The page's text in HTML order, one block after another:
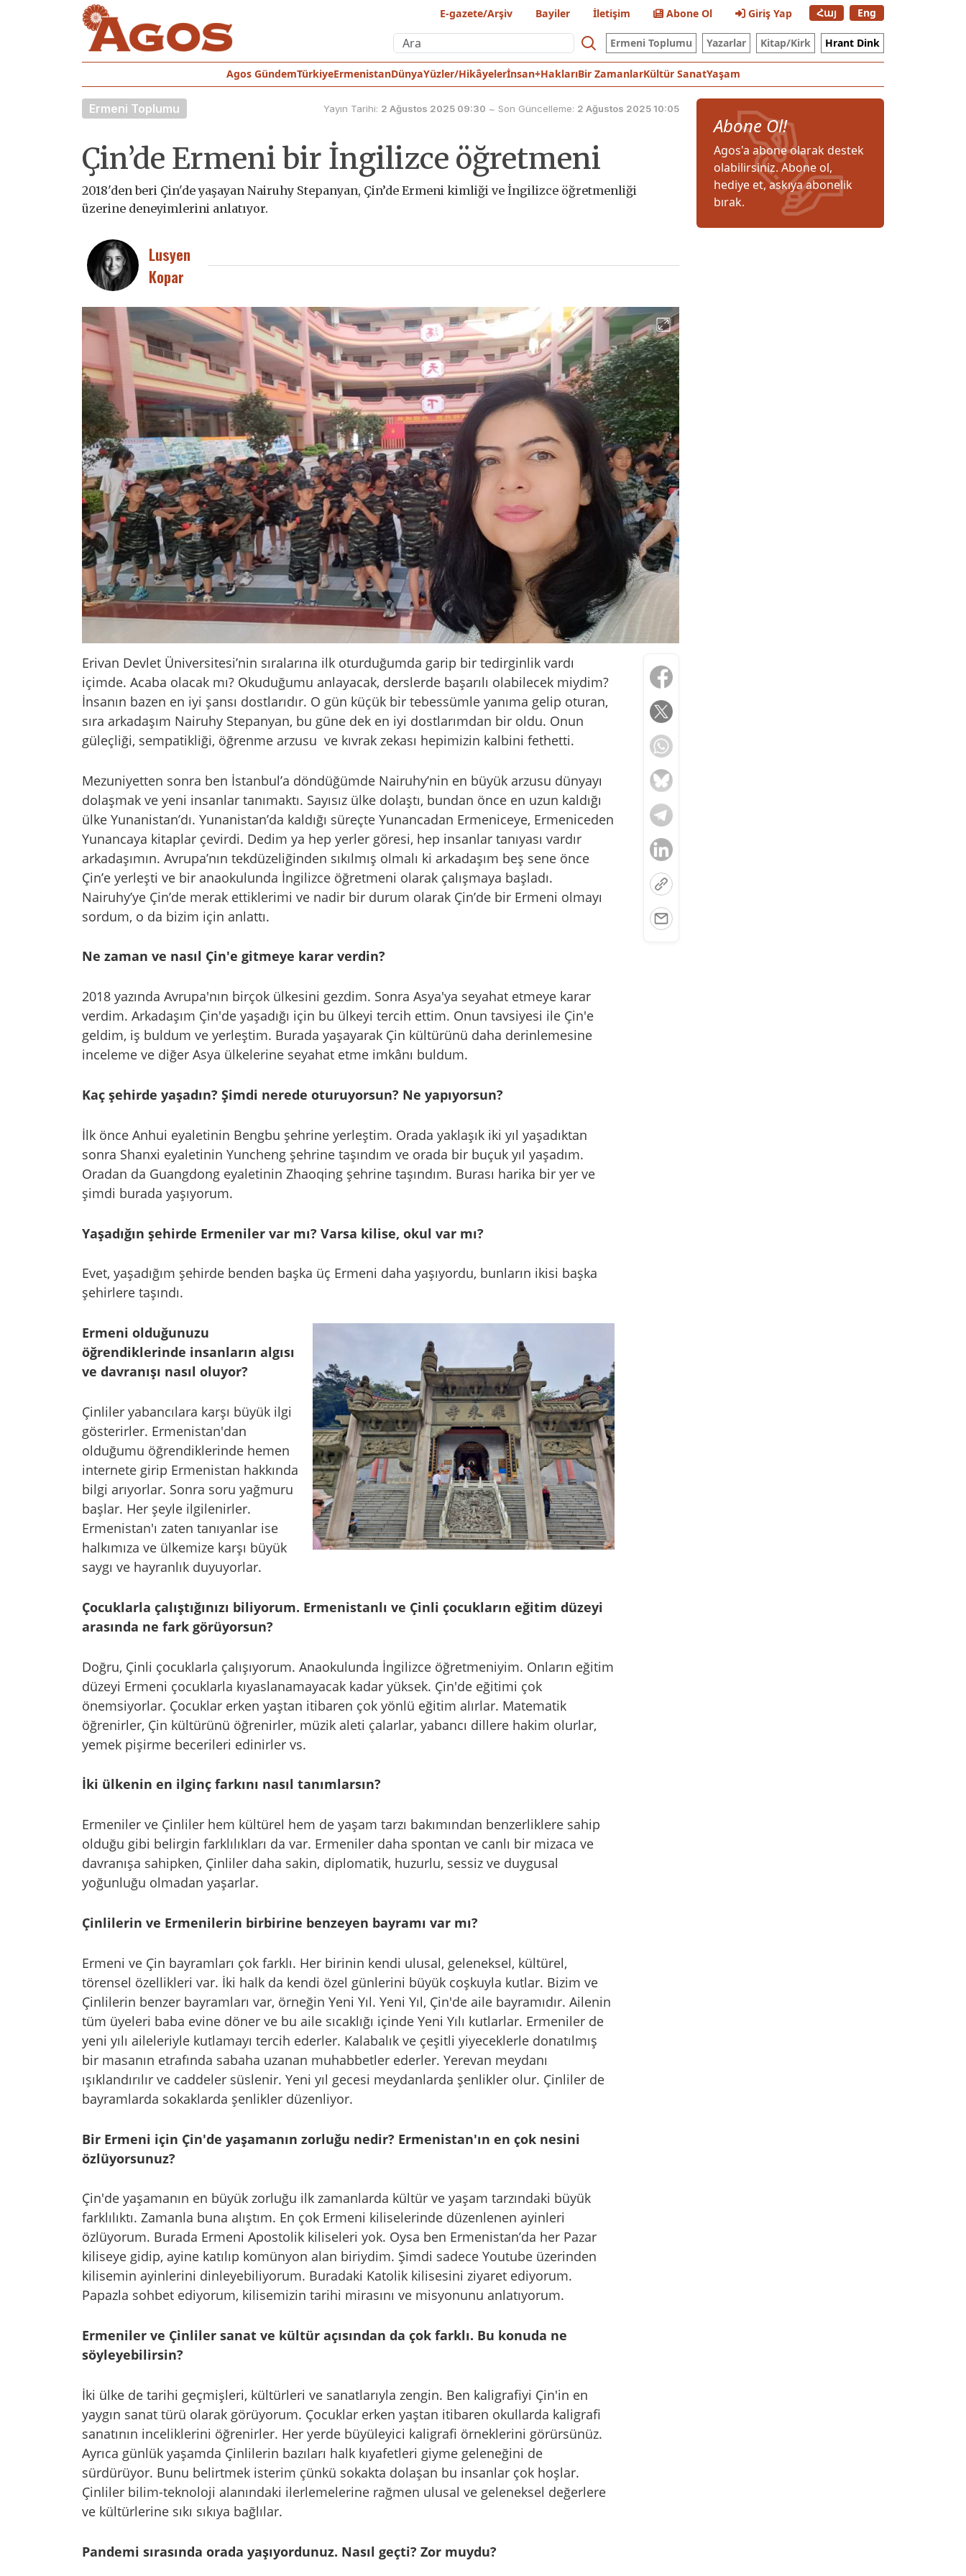
E-gazete/Arşiv Bayiler İletişim Abone Ol Giriş Yap Հայ Eng
Ermeni Toplumu Yazarlar Kitap/Kirk Hrant Dink
Agos GündemTürkiyeErmenistanDünyaYüzler/Hikâyelerİnsan+HaklarıBir ZamanlarKültür SanatYaşam
Ermeni Toplumu Yayın Tarihi: 2 Ağustos 2025 09:30 ~ Son Güncelleme: 2 Ağustos 2025 10:05
Çin’de Ermeni bir İngilizce öğretmeni
2018'den beri Çin'de yaşayan Nairuhy Stepanyan, Çin’de Ermeni kimliği ve İngilizce öğretmenliği
üzerine deneyimlerini anlatıyor.
Lusyen
Kopar
Erivan Devlet Üniversitesi’nin sıralarına ilk oturduğumda garip bir tedirginlik vardı
içimde. Acaba olacak mı? Okuduğumu anlayacak, derslerde başarılı olabilecek miydim?
İnsanın bazen en iyi şansı dostlarıdır. O gün küçük bir tebessümle yanıma gelip oturan,
sıra arkadaşım Nairuhy Stepanyan, bu güne dek en iyi dostlarımdan bir oldu. Onun
güleçliği, sempatikliği, öğrenme arzusu ve kıvrak zekası hepimizin kalbini fethetti.
Mezuniyetten sonra ben İstanbul’a döndüğümde Nairuhy’nin en büyük arzusu dünyayı
dolaşmak ve yeni insanlar tanımaktı. Sayısız ülke dolaştı, bundan önce en uzun kaldığı
ülke Yunanistan’dı. Yunanistan’da kaldığı süreçte Yunancadan Ermeniceye, Ermeniceden
Yunancaya kitaplar çevirdi. Dedim ya hep yerler göresi, hep insanlar tanıyası vardır
arkadaşımın. Avrupa’nın tekdüzeliğinden sıkılmış olmalı ki arkadaşım beş sene önce
Çin’e yerleşti ve bir anaokulunda İngilizce öğretmeni olarak çalışmaya başladı.
Nairuhy’ye Çin’de merak ettiklerimi ve nadir bir durum olarak Çin’de bir Ermeni olmayı
sordum, o da bizim için anlattı.
Ne zaman ve nasıl Çin'e gitmeye karar verdin?
2018 yazında Avrupa'nın birçok ülkesini gezdim. Sonra Asya'ya seyahat etmeye karar
verdim. Arkadaşım Çin'de yaşadığı için bu ülkeyi tercih ettim. Onun tavsiyesi ile Çin'e
geldim, iş buldum ve yerleştim. Burada yaşayarak Çin kültürünü daha derinlemesine
inceleme ve diğer Asya ülkelerine seyahat etme imkânı buldum.
Kaç şehirde yaşadın? Şimdi nerede oturuyorsun? Ne yapıyorsun?
İlk önce Anhui eyaletinin Bengbu şehrine yerleştim. Orada yaklaşık iki yıl yaşadıktan
sonra Shanxi eyaletinin Yuncheng şehrine taşındım ve orada bir buçuk yıl yaşadım.
Oradan da Guangdong eyaletinin Zhaoqing şehrine taşındım. Burası harika bir yer ve
şimdi burada yaşıyorum.
Yaşadığın şehirde Ermeniler var mı? Varsa kilise, okul var mı?
Evet, yaşadığım şehirde benden başka üç Ermeni daha yaşıyordu, bunların ikisi başka
şehirlere taşındı.
Ermeni olduğunuzu
öğrendiklerinde insanların algısı
ve davranışı nasıl oluyor?
Çinliler yabancılara karşı büyük ilgi
gösterirler. Ermenistan'dan
olduğumu öğrendiklerinde hemen
internete girip Ermenistan hakkında
bilgi arıyorlar. Sonra soru yağmuru
başlar. Her şeyle ilgilenirler.
Ermenistan'ı zaten tanıyanlar ise
halkımıza ve ülkemize karşı büyük
saygı ve hayranlık duyuyorlar.
Çocuklarla çalıştığınızı biliyorum. Ermenistanlı ve Çinli çocukların eğitim düzeyi
arasında ne fark görüyorsun?
Doğru, Çinli çocuklarla çalışıyorum. Anaokulunda İngilizce öğretmeniyim. Onların eğitim
düzeyi Ermeni çocuklarla kıyaslanamayacak kadar yüksek. Çin'de eğitimi çok
önemsiyorlar. Çocuklar erken yaştan itibaren çok yönlü eğitim alırlar. Matematik
öğrenirler, Çin kültürünü öğrenirler, müzik aleti çalarlar, yabancı dillere hakim olurlar,
yemek pişirme becerileri edinirler vs.
İki ülkenin en ilginç farkını nasıl tanımlarsın?
Ermeniler ve Çinliler hem kültürel hem de yaşam tarzı bakımından benzerliklere sahip
olduğu gibi belirgin farklılıkları da var. Ermeniler daha spontan ve canlı bir mizaca ve
davranışa sahipken, Çinliler daha sakin, diplomatik, huzurlu, sessiz ve duygusal
yoğunluğu olmadan yaşarlar.
Çinlilerin ve Ermenilerin birbirine benzeyen bayramı var mı?
Ermeni ve Çin bayramları çok farklı. Her birinin kendi ulusal, geleneksel, kültürel,
törensel özellikleri var. İki halk da kendi özel günlerini büyük coşkuyla kutlar. Bizim ve
Çinlilerin benzer bayramları var, örneğin Yeni Yıl. Yeni Yıl, Çin'de aile bayramıdır. Ailenin
tüm üyeleri baba evine döner ve bu aile sıcaklığı içinde Yeni Yılı kutlarlar. Ermeniler de
yeni yılı aileleriyle kutlamayı tercih ederler. Kalabalık ve çeşitli yiyeceklerle donatılmış
bir masanın etrafında sabaha uzanan muhabbetler ederler. Yerevan meydanı
ışıklandırılır ve caddeler süslenir. Yeni yıl gecesi meydanlarda şenlikler olur. Çinliler de
bayramlarda sokaklarda şenlikler düzenliyor.
Bir Ermeni için Çin'de yaşamanın zorluğu nedir? Ermenistan'ın en çok nesini
özlüyorsunuz?
Çin'de yaşamanın en büyük zorluğu ilk zamanlarda kültür ve yaşam tarzındaki büyük
farklılıktı. Zamanla buna alıştım. En çok Ermeni kiliselerinde düzenlenen ayinleri
özlüyorum. Burada Ermeni Apostolik kiliseleri yok. Oysa ben Ermenistan’da her Pazar
kiliseye gidip, ayine katılıp komünyon alan biriydim. Şimdi sadece Youtube üzerinden
kilisemin ayinlerini dinleyebiliyorum. Buradaki Katolik kilisesini ziyaret ediyorum.
Papazla sohbet ediyorum, kilisemizin tarihi mirasını ve misyonunu anlatıyorum.
Ermeniler ve Çinliler sanat ve kültür açısından da çok farklı. Bu konuda ne
söyleyebilirsin?
İki ülke de tarihi geçmişleri, kültürleri ve sanatlarıyla zengin. Ben kaligrafiyi Çin'in en
yaygın sanat türü olarak görüyorum. Çocuklar erken yaştan itibaren okullarda kaligrafi
sanatının inceliklerini öğrenirler. Her yerde büyüleyici kaligrafi örneklerini görürsünüz.
Ayrıca günlük yaşamda Çinlilerin bazıları halk kıyafetleri giyme geleneğini de
sürdürüyor. Bunu belirtmek isterim çünkü sokakta dolaşan bu insanlar çok hoşlar.
Çinliler bilim-teknoloji alanındaki ilerlemelerine rağmen ulusal ve geleneksel değerlere
ve kültürlerine sıkı sıkıya bağlılar.
Pandemi sırasında orada yaşıyordunuz. Nasıl geçti? Zor muydu?
Abone Ol!
Agos'a abone olarak destek
olabilirsiniz. Abone ol,
hediye et, askıya abonelik
bırak.